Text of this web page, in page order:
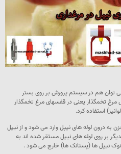
توان هم در سیستم پرورش بر روی بستر
تخمگذار یعنی در قفسهای مرغ تخمگذار
استفاده کرد.
درون لوله های نیپل وارد می شود و از نیپل
بر روی لوله های نیپل مستقر شده اند به
نیپل ها (پستانک ها) خارج می شود .